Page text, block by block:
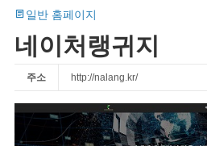
일반 홈페이지
네이처랭귀지
주소 http://nalang.kr/